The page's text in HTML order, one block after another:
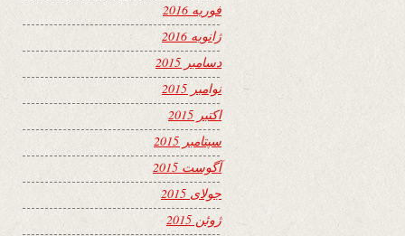
فوریه 2016
ژانویه 2016
دسامبر 2015
نوامبر 2015
اکتبر 2015
سپتامبر 2015
آگوست 2015
جولای 2015
ژوئن 2015